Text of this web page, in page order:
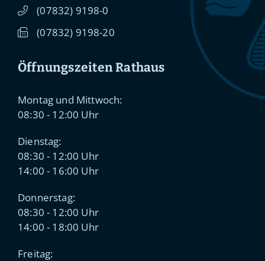
(07832) 91 98-0
(07832) 91 98-20
Öffnungszeiten Rathaus
Montag und Mittwoch:
08:30 - 12:00 Uhr
Dienstag:
08:30 - 12:00 Uhr
14:00 - 16:00 Uhr
Donnerstag:
08:30 - 12:00 Uhr
14:00 - 18:00 Uhr
Freitag: